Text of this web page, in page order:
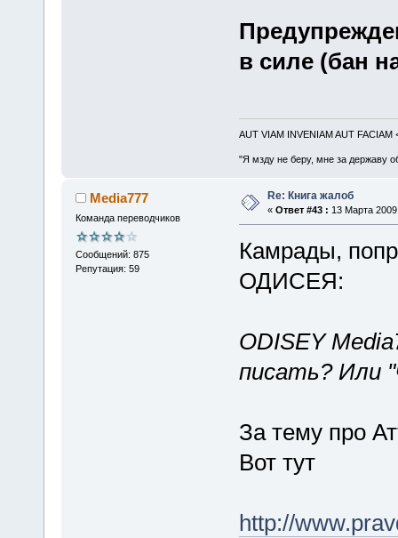
в силе (бан
AUT VIAM INVENIAM AUT FACIAM
"Я мзду не беру, мне за державу
Media777
Команда переводчиков
Сообщений: 875
Репутация: 59
Re: Книга жалоб
« Ответ #43 : 13 Марта
Камрады,
ОДИСЕЯ:
ODISEY
писать? Или
За тему про
Вот тут
http://